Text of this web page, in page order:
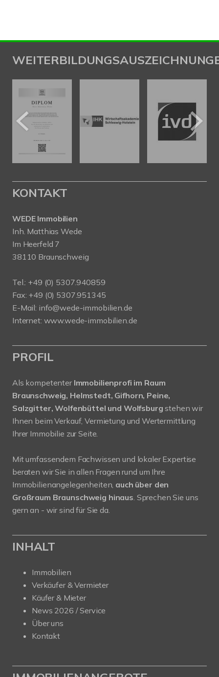
KONTAKT
WEDE Immobilien
Inh. Matthias Wede
Im Heerfeld 7
38110 Braunschweig
Tel.: +49 (0) 5307.940859
Fax: +49 (0) 5307.951345
E-Mail: info@wede-immobilien.de
Internet: www.wede-immobilien.de
PROFIL
Als kompetenter Immobilienprofi im Raum
Braunschweig, Helmstedt, Gifhorn, Peine,
Salzgitter, Wolfenbüttel und Wolfsburgstehen wir
Ihnen beim Verkauf, Vermietung und Wertermittlung
Ihrer Immobilie zur Seite.
Mit umfassendem Fachwissen und lokaler Expertise
beraten wir Sie in allen Fragen rund um Ihre
Immobilienangelegenheiten, auch über den
Großraum Braunschweig hinaus . Sprechen Sie uns
gern an - wir sind für Sie da.
INHALT
Immobilien
Verkäufer & Vermieter
Käufer & Mieter
News 2026 / Service
Über uns
Kontakt